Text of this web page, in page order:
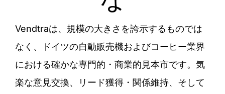
Vendtraは、規模の大きさを誇示するものでは
なく、ドイツの自動販売機およびコーヒー業界
における確かな専門的・商業的見本市です。気
楽な意見交換、リード獲得・関係維持、そして